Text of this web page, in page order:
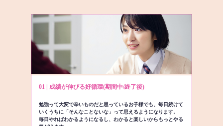
01 | 成績が伸びる好循環(期間中/終了後)
勉強って大変で辛いものだと思っているお子様でも、毎日続けて
いくうちに「そんなことないな」って思えるようになります。
毎日やればわかるようになるし、わかると楽しいからもっとやる